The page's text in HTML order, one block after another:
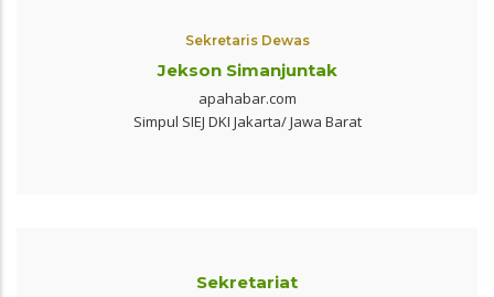
Sekretaris Dewas
Jekson Simanjuntak
apahabar.com
Simpul SIEJ DKI Jakarta/ Jawa Barat
Sekretariat